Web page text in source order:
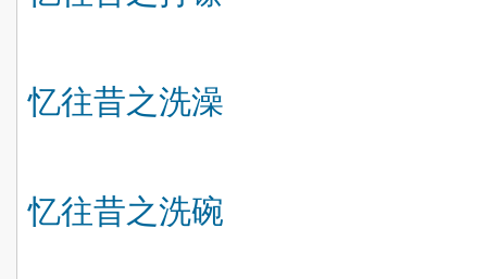
忆往昔之洗澡
忆往昔之洗碗